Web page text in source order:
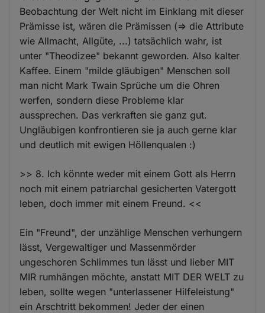
Beobachtung der Welt nicht im Einklang mit dieser
Prämisse ist, wären die Prämissen (=> die Attribute
wie Allmacht, Allgüte, ...) tatsächlich wahr, ist
unter "Theodizee" bekannt geworden. Also kalter
Kaffee. Einem "milde gläubigen" Menschen soll
man nicht Mark Twain Sprüche um die Ohren
werfen, sondern diese Probleme klar
aussprechen. Das verkraften sie ganz gut.
Ungläubigen konfrontieren sie ja auch gerne klar
und deutlich mit ewigen Höllenqualen :)
>> 8. Ich könnte weder mit einem Gott als Herrn
noch mit einem patriarchal gesicherten Vatergott
leben, doch immer mit einem Freund. <<
Ein "Freund", der unzählige Menschen verhungern
lässt, Vergewaltiger und Massenmörder
ungeschoren Schlimmes tun lässt und lieber MIT
MIR rumhängen möchte, anstatt MIT DER WELT zu
leben, sollte wegen "unterlassener Hilfeleistung"
ein Arschtritt bekommen! Jeder der einen